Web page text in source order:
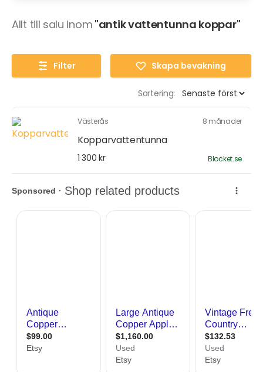
Allt till salu inom "antik vattentunna koppar"
Filter Skapa bevakning
Sortering:
Västerås 8 månader
Kopparvattentunna
1 300 kr Blocket.se